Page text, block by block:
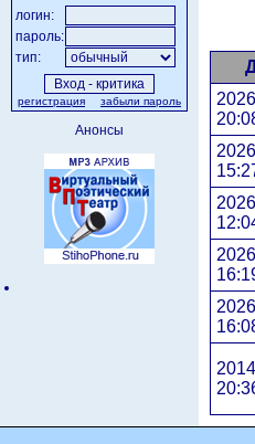
логин:
пароль:
тип:
регистрация забыли пароль
Анонсы